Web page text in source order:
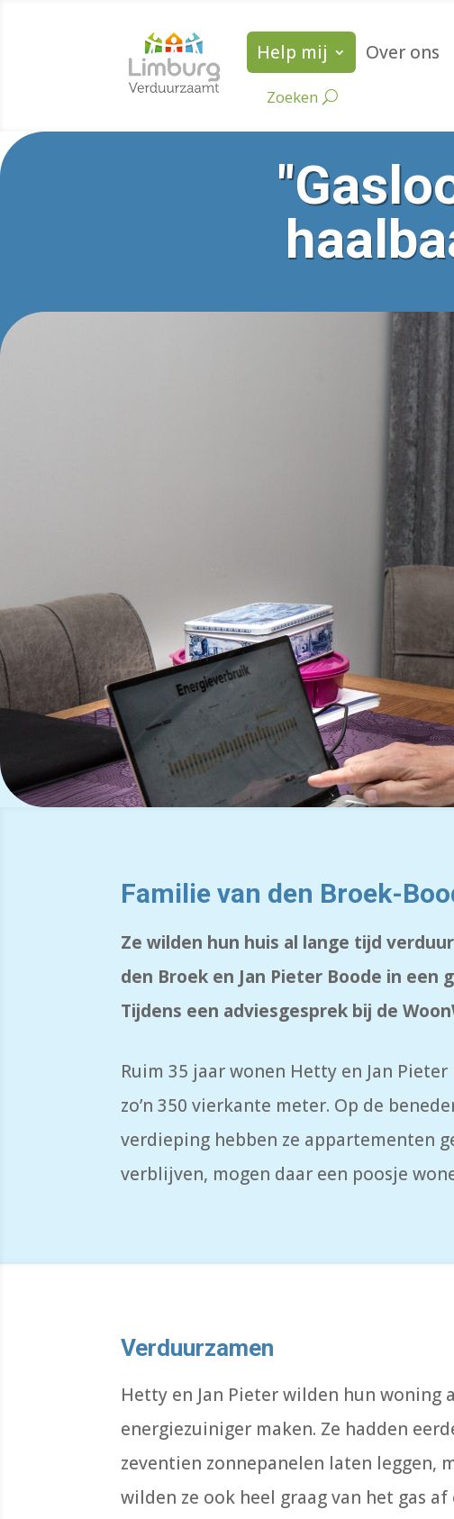
Help mij Over ons
Familie van den Broek-
Ze wilden hun huis al lange tijd
den Broek en Jan Pieter Boode in
Tijdens een adviesgesprek bij de
Ruim 35 jaar wonen Hetty en Jan
zo’n 350 vierkante meter. Op de
verdieping hebben ze appartementen
verblijven, mogen daar een poosje
Verduurzamen
Hetty en Jan Pieter wilden hun woning
energiezuiniger maken. Ze hadden
zeventien zonnepanelen laten leggen,
wilden ze ook heel graag van het gas af